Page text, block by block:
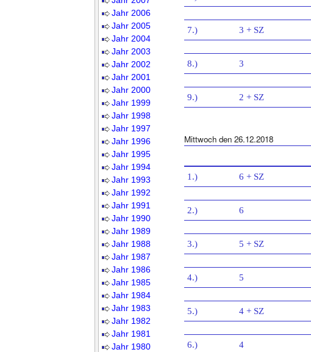
Jahr 2006
Jahr 2005
Jahr 2004
Jahr 2003
Jahr 2002
Jahr 2001
Jahr 2000
Jahr 1999
Jahr 1998
Jahr 1997
Jahr 1996
Jahr 1995
Jahr 1994
Jahr 1993
Jahr 1992
Jahr 1991
Jahr 1990
Jahr 1989
Jahr 1988
Jahr 1987
Jahr 1986
Jahr 1985
Jahr 1984
Jahr 1983
Jahr 1982
Jahr 1981
Jahr 1980
7.) 3 + SZ
8.) 3
9.) 2 + SZ
Mittwoch den 26.12.2018
1.) 6 + SZ
2.) 6
3.) 5 + SZ
4.) 5
5.) 4 + SZ
6.) 4